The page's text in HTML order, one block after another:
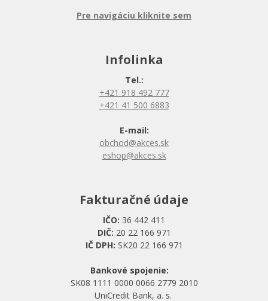
Pre navigáciu kliknite sem
Infolinka
Tel.:
+421 918 492 777
+421 41 500 6883
E-mail:
obchod@akces.sk
eshop@akces.sk
Fakturačné údaje
IČO: 36 442 411
DIČ: 20 22 166 971
IČ DPH: SK20 22 166 971
Bankové spojenie:
SK08 1111 0000 0066 2779 2010
UniCredit Bank, a. s.